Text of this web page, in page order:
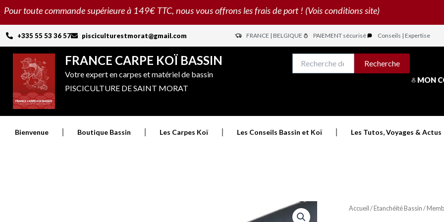
Aller
contenu
Pour toute commande supérieure à 149€ TTC, nous vous offrons les frais de port ! (Vois conditions site)
+335 55 53 36 57 pisciculturestmorat@gmail.com FRANCE | BELGIQUE PAIEMENT sécurisé Conseils | Expertise
FRANCE CARPE KOÏ BASSIN
Votre expert en carpes et matériel de bassin
PISCICULTURE DE SAINT MORAT
pour :
Recherche
MON
Bienvenue Boutique Bassin Les Carpes Koï Les Conseils Bassin et Koï Les Tutos, Voyages & Actus
Accueil/Etanchéité Bassin/